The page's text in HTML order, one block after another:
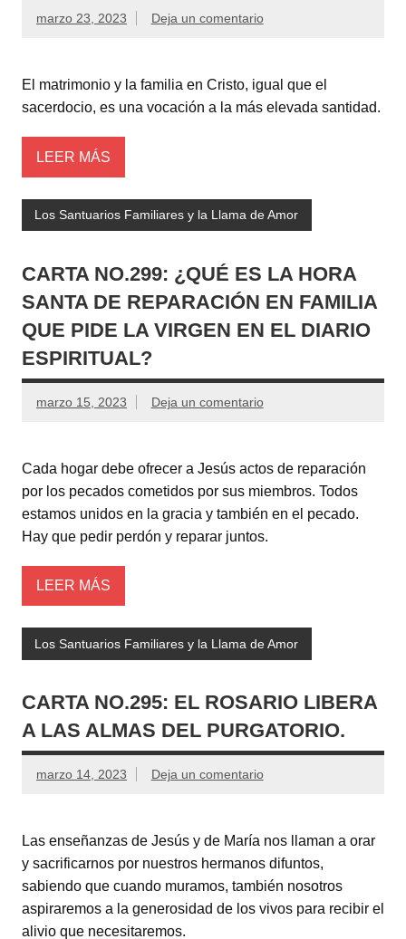
marzo 23, 2023 Deja un comentario
El matrimonio y la familia en Cristo, igual que el
sacerdocio, es una vocación a la más elevada santidad.
LEER MÁS
Los Santuarios Familiares y la Llama de Amor
CARTA NO.299: ¿QUÉ ES LA HORA
SANTA DE REPARACIÓN EN FAMILIA
QUE PIDE LA VIRGEN EN EL DIARIO
ESPIRITUAL?
marzo 15, 2023 Deja un comentario
Cada hogar debe ofrecer a Jesús actos de reparación
por los pecados cometidos por sus miembros. Todos
estamos unidos en la gracia y también en el pecado.
Hay que pedir perdón y reparar juntos.
LEER MÁS
Los Santuarios Familiares y la Llama de Amor
CARTA NO.295: EL ROSARIO LIBERA
A LAS ALMAS DEL PURGATORIO.
marzo 14, 2023 Deja un comentario
Las enseñanzas de Jesús y de María nos llaman a orar
y sacrificarnos por nuestros hermanos difuntos,
sabiendo que cuando muramos, también nosotros
aspiraremos a la generosidad de los vivos para recibir el
alivio que necesitaremos.